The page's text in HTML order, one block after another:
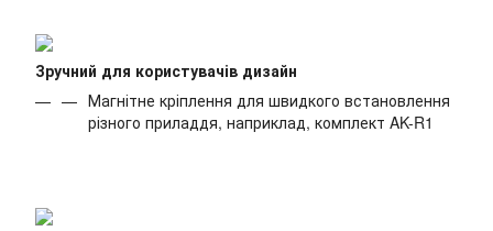
Зручний для користувачів дизайн
Магнітне кріплення для швидкого встановлення
різного приладдя, наприклад, комплект AK-R1